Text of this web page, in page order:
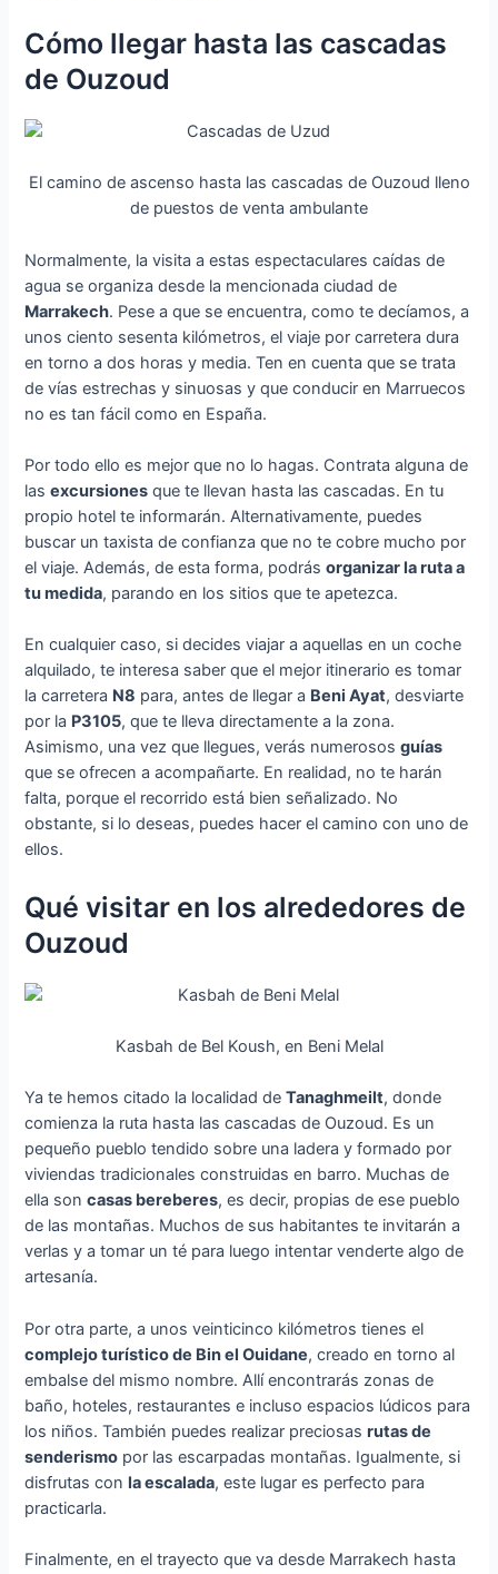
Cómo llegar hasta las cascadas
de Ouzoud
El camino de ascenso hasta las cascadas de Ouzoud lleno
de puestos de venta ambulante
Normalmente, la visita a estas espectaculares caídas de
agua se organiza desde la mencionada ciudad de
Marrakech. Pese a que se encuentra, como te decíamos, a
unos ciento sesenta kilómetros, el viaje por carretera dura
en torno a dos horas y media. Ten en cuenta que se trata
de vías estrechas y sinuosas y que conducir en Marruecos
no es tan fácil como en España.
Por todo ello es mejor que no lo hagas. Contrata alguna de
lasexcursiones que te llevan hasta las cascadas. En tu
propio hotel te informarán. Alternativamente, puedes
buscar un taxista de confianza que no te cobre mucho por
el viaje. Además, de esta forma, podrásorganizar la ruta a
tu medida, parando en los sitios que te apetezca.
En cualquier caso, si decides viajar a aquellas en un coche
alquilado, te interesa saber que el mejor itinerario es tomar
la carretera N8 para, antes de llegar a Beni Ayat, desviarte
por la P3105, que te lleva directamente a la zona.
Asimismo, una vez que llegues, verás numerososguías
que se ofrecen a acompañarte. En realidad, no te harán
falta, porque el recorrido está bien señalizado. No
obstante, si lo deseas, puedes hacer el camino con uno de
ellos.
Qué visitar en los alrededores de
Ouzoud
Kasbah de Bel Koush, en Beni Melal
Ya te hemos citado la localidad deTanaghmeilt, donde
comienza la ruta hasta las cascadas de Ouzoud. Es un
pequeño pueblo tendido sobre una ladera y formado por
viviendas tradicionales construidas en barro. Muchas de
ella soncasas bereberes, es decir, propias de ese pueblo
de las montañas. Muchos de sus habitantes te invitarán a
verlas y a tomar un té para luego intentar venderte algo de
artesanía.
Por otra parte, a unos veinticinco kilómetros tienes el
complejo turístico de Bin el Ouidane, creado en torno al
embalse del mismo nombre. Allí encontrarás zonas de
baño, hoteles, restaurantes e incluso espacios lúdicos para
los niños. También puedes realizar preciosasrutas de
senderismo por las escarpadas montañas. Igualmente, si
disfrutas conla escalada, este lugar es perfecto para
practicarla.
Finalmente, en el trayecto que va desde Marrakech hasta